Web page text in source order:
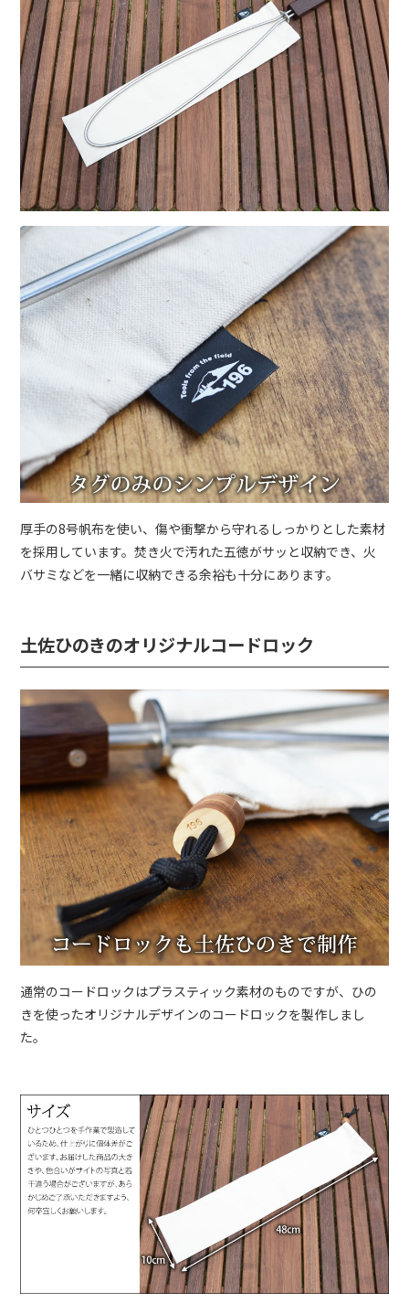
厚手の8号帆布を使い、傷や衝撃から守れるしっかりとした素材
を採用しています。焚き火で汚れた五徳がサッと収納でき、火
バサミなどを一緒に収納できる余裕も十分にあります。
土佐ひのきのオリジナルコードロック
通常のコードロックはプラスティック素材のものですが、ひの
きを使ったオリジナルデザインのコードロックを製作しまし
た。